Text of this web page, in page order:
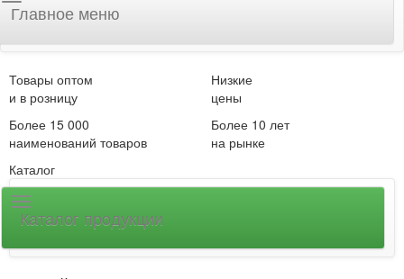
Главное меню
Товары оптом
и в розницу
Низкие
цены
Более 15 000
наименований товаров
Более 10 лет
на рынке
Каталог
Каталог продукции